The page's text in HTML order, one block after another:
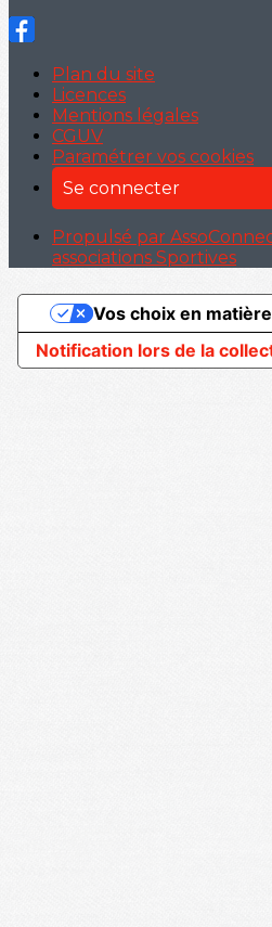
Plan du site
Licences
Mentions légales
CGUV
Paramétrer vos cookies
Se connecter
Propulsé par
associations Sportives
Notification lors de la
Vos choix en